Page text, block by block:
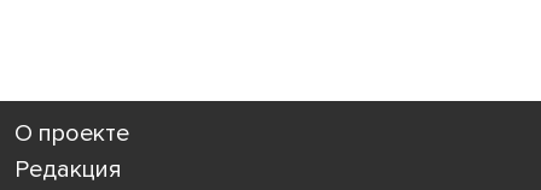
О проекте
Редакция